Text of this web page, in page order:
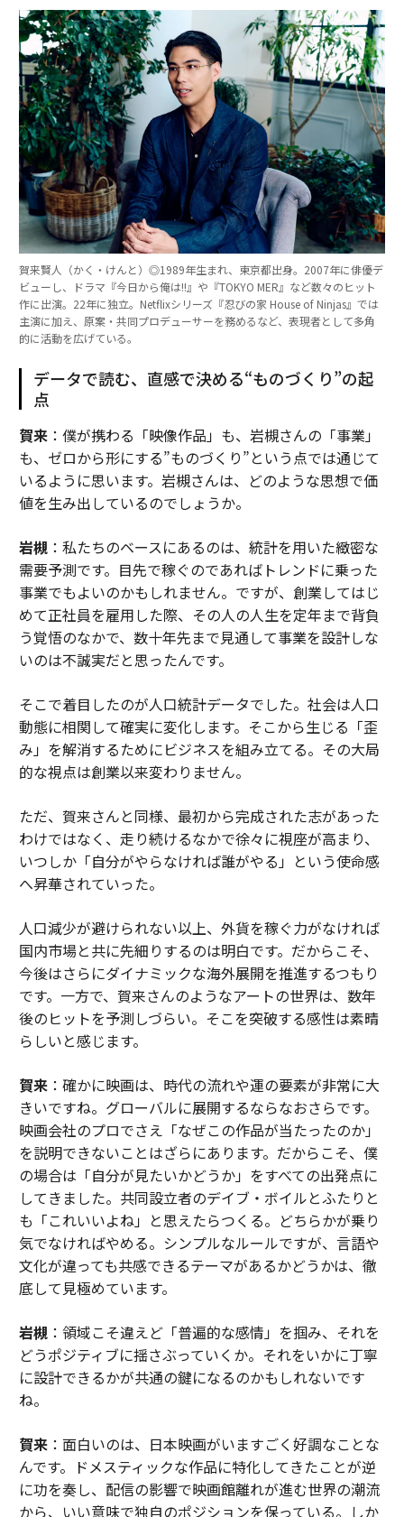
賀来賢人（かく・けんと）◎1989年生まれ、東京都出身。2007年に俳優デ
ビューし、ドラマ『今日から俺は!!』や『TOKYO MER』など数々のヒット
作に出演。22年に独立。Netflixシリーズ『忍びの家 House of Ninjas』では
主演に加え、原案・共同プロデューサーを務めるなど、表現者として多角
的に活動を広げている。
データで読む、直感で決める“ものづくり”の起
点
賀来：僕が携わる「映像作品」も、岩槻さんの「事業」
も、ゼロから形にする”ものづくり”という点では通じて
いるように思います。岩槻さんは、どのような思想で価
値を生み出しているのでしょうか。
岩槻：私たちのベースにあるのは、統計を用いた緻密な
需要予測です。目先で稼ぐのであればトレンドに乗った
事業でもよいのかもしれません。ですが、創業してはじ
めて正社員を雇用した際、その人の人生を定年まで背負
う覚悟のなかで、数十年先まで見通して事業を設計しな
いのは不誠実だと思ったんです。
そこで着目したのが人口統計データでした。社会は人口
動態に相関して確実に変化します。そこから生じる「歪
み」を解消するためにビジネスを組み立てる。その大局
的な視点は創業以来変わりません。
ただ、賀来さんと同様、最初から完成された志があった
わけではなく、走り続けるなかで徐々に視座が高まり、
いつしか「自分がやらなければ誰がやる」という使命感
へ昇華されていった。
人口減少が避けられない以上、外貨を稼ぐ力がなければ
国内市場と共に先細りするのは明白です。だからこそ、
今後はさらにダイナミックな海外展開を推進するつもり
です。一方で、賀来さんのようなアートの世界は、数年
後のヒットを予測しづらい。そこを突破する感性は素晴
らしいと感じます。
賀来：確かに映画は、時代の流れや運の要素が非常に大
きいですね。グローバルに展開するならなおさらです。
映画会社のプロでさえ「なぜこの作品が当たったのか」
を説明できないことはざらにあります。だからこそ、僕
の場合は「自分が見たいかどうか」をすべての出発点に
してきました。共同設立者のデイブ・ボイルとふたりと
も「これいいよね」と思えたらつくる。どちらかが乗り
気でなければやめる。シンプルなルールですが、言語や
文化が違っても共感できるテーマがあるかどうかは、徹
底して見極めています。
岩槻：領域こそ違えど「普遍的な感情」を掴み、それを
どうポジティブに揺さぶっていくか。それをいかに丁寧
に設計できるかが共通の鍵になるのかもしれないです
ね。
賀来：面白いのは、日本映画がいますごく好調なことな
んです。ドメスティックな作品に特化してきたことが逆
に功を奏し、配信の影響で映画館離れが進む世界の潮流
から、いい意味で独自のポジションを保っている。しか